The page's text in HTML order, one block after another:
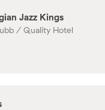
Jazz Kings
/ Quality Hotel